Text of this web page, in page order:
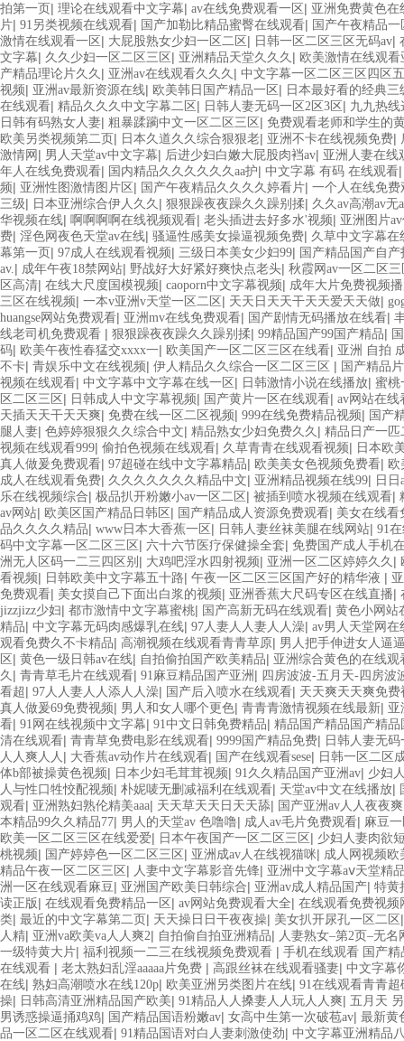
拍第一页 | 理论在线观看中文字幕| av在线免费观看一区 | 亚洲免费黄色在
片| 91另类视频在线观看| 国产加勒比精品蜜臀在线观看| 国产午夜精品
激情在线观看一区 | 大屁股熟女少妇一区二区 | 日韩一区二区三区无码av|
文字幕| 久久少妇一区二区三区 | 亚洲精品天堂久久久 | 欧美激情在线观
产精品理论片久久 | 亚洲av在线观看久久久 | 中文字幕一区二区三区四区
视频| 亚洲av最新资源在线| 欧美韩日国产精品一区 | 日本最好看的经典三
在线观看| 精品久久久中文字幕二区 | 日韩人妻无码一区2区3区 | 九九热线
日韩有码熟女人妻| 粗暴蹂躏中文一区二区三区 | 免费观看老师和学生的
欧美另类视频第二页 | 日本久道久久综合狠狠老| 亚洲不卡在线视频免费|
激情网 | 男人天堂av中文字幕| 后进少妇白嫩大屁股肉裆av| 亚洲人妻在线
年人在线免费观看| 国内精品久久久久久久aa护| 中文字幕 有码 在线观看
频| 亚洲性图激情图片区 | 国产午夜精品久久久久婷看片| 一个人在线免费
三级| 日本亚洲综合伊人久久 | 狠狠躁夜夜躁久久躁别揉| 久久av高潮av无
华视频在线| 啊啊啊啊在线视频观看| 老头插进去好多水'视频| 亚洲图片
费| 淫色网夜色天堂av在线| 骚逼性感美女操逼视频免费| 久草中文字幕在
幕第一页 | 97成人在线观看视频| 三级日本美女少妇99| 国产精品国产自产
av.| 成年午夜18禁网站| 野战好大好紧好爽快点老头| 秋霞网av一区二区
区高清| 在线大尺度国模视频| caoporn中文字幕视频| 成年大片免费视频
三区在线视频| 一本v亚洲v天堂一区二区 | 天天日天天干天天爱天天做|
huangse网站免费观看| 亚洲mv在线免费观看| 国产剧情无码播放在线看|
线老司机免费观看 | 狠狠躁夜夜躁久久躁别揉| 99精品国产99国产精品|
码| 欧美午夜性春猛交xxxx一| 欧美国产一区二区三区在线看| 亚洲 自拍
不卡| 青娱乐中文在线视频| 伊人精品久久综合一区二区三区 | 国产精品
视频在线观看| 中文字幕中文字幕在线一区 | 日韩激情小说在线播放| 蜜桃
区二区三区 | 日韩成人中文字幕视频| 国产黄片一区在线观看| av网站在线
天插天天干天天爽| 免费在线一区二区视频| 999在线免费精品视频| 国产
腿人妻| 色婷婷狠狠久久综合中文| 精品熟女少妇免费久久 | 精品日产一
视频在线观看999| 偷拍色视频在线观看| 久草青青在线观看视频| 日本欧
真人做爰免费观看| 97超碰在线中文字幕精品| 欧美美女色视频免费看|
成人在线观看免费| 久久久久久久久精品中文| 亚洲精品视频在线99| 日
乐在线视频综合| 极品扒开粉嫩小av一区二区 | 被插到喷水视频在线观看|
av网站| 欧美区国产精品日韩区 | 国产精品成人资源免费观看| 美女在线看
品久久久久精品| www日本大香蕉一区 | 日韩人妻丝袜美腿在线网站| 91
码中文字幕一区二区三区 | 六十六节医疗保健操全套| 免费国产成人手机
洲无人区码一二三四区别 | 大鸡吧淫水四射视频| 亚洲一区二区婷婷久久 |
看视频| 日韩欧美中文字幕五十路| 午夜一区二区三区国产好的精华液 |
免费观看| 美女摸自己下面出白浆的视频| 亚洲香蕉大尺码专区在线直播|
jizzjizz少妇| 都市激情中文字幕蜜桃| 国产高新无码在线观看| 黄色小网站
精品| 中文字幕无码肉感爆乳在线| 97人妻人人妻人人澡| av男人天堂网在
观看免费久不卡精品| 高潮视频在线观看青青草原| 男人把手伸进女人逼
区 | 黄色一级日韩av在线| 自拍偷拍国产欧美精品| 亚洲综合黄色的在线观
久 | 青青草毛片在线观看| 91麻豆精品国产亚洲 | 四房波波-五月天-四房波
看超 | 97人人妻人人添人人澡| 国产后入喷水在线观看| 天天爽天天爽免费
真人做爰69免费视频| 男人和女人哪个更色| 青青青激情视频在线最新| 亚
看| 91网在线视频中文字幕| 91中文日韩免费精品| 精品国产精品国产精品
清在线观看| 青青草免费电影在线观看| 9999国产精品免费| 日韩人妻无
人人爽人人 | 大香蕉av动作片在线观看| 国产在线观看sese| 日韩一区二区
体b部被操黄色视频| 日本少妇毛茸茸视频| 91久久精品国产亚洲av| 少妇
人与性口牲恔配视频| 朴妮唛无删减福利在线观看| 天堂av中文在线播放|
观看| 亚洲熟妇熟伦精美aaa| 天天草天天日天天舔| 国产亚洲av人人夜夜爽
本精品99久久精品77| 男人的天堂av 色噜噜| 成人av毛片免费观看| 麻豆
欧美一区二区三区在线爱爱| 日本午夜国产一区二区三区 | 少妇人妻肉欲
桃视频| 国产婷婷色一区二区三区 | 亚洲成av人在线视猫咪| 成人网视频欧
精品午夜一区二区三区 | 人妻中文字幕影音先锋| 亚洲中文字幕aⅴ天堂精
洲一区在线观看麻豆| 亚洲国产欧美日韩综合| 亚洲av成人精品国产| 特黄
读正版 | 在线观看免费精品一区 | av网站免费观看大全| 在线观看免费视频
类| 最近的中文字幕第二页 | 天天操日日干夜夜操| 美女扒开尿孔一区二区
人精| 亚洲va欧美va人人爽2| 自拍偷自拍亚洲精品| 人妻熟女–第2页–无名
一级特黄大片| 福利视频一二三在线视频免费观看 | 手机在线观看 国产精
在线观看 | 老太熟妇乱淫aaaaa片免费 | 高跟丝袜在线观看骚妻| 中文字幕
在线| 熟妇高潮喷水在线120p| 欧美亚洲另类图片在线| 91在线观看青青超
操| 日韩高清亚洲精品国产欧美| 91精品人人搡妻人人玩人人爽| 五月天
男诱惑操逼捅鸡鸡| 国产精品国语粉嫩av| 女高中生第一次破苞av| 最新黄
品一区二区在线观看| 91精品国语对白人妻刺激使劲| 中文字幕亚洲精品